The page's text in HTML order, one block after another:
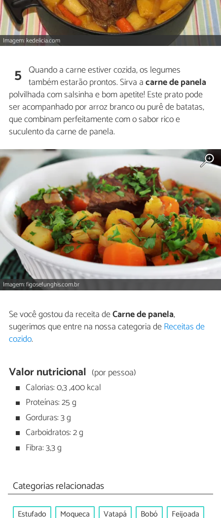
Imagem: kedelicia.com
5 Quando a carne estiver cozida, os legumes
também estarão prontos. Sirva acarne de panela
polvilhada com salsinha e bom apetite! Este prato pode
ser acompanhado por arroz branco ou purê de batatas,
que combinam perfeitamente com o sabor rico e
suculento da carne de panela.
Imagem: figosefunghis.com.br
Se você gostou da receita deCarne de panela,
sugerimos que entre na nossa categoria deReceitas de
cozido.
Valor nutricional (por pessoa)
Calorias: 0,3 ,400 kcal
Proteínas: 25 g
Gorduras: 3 g
Carboidratos: 2 g
Fibra: 3,3 g
Categorias relacionadas
Estufado Moqueca Vatapá Bobó Feijoada